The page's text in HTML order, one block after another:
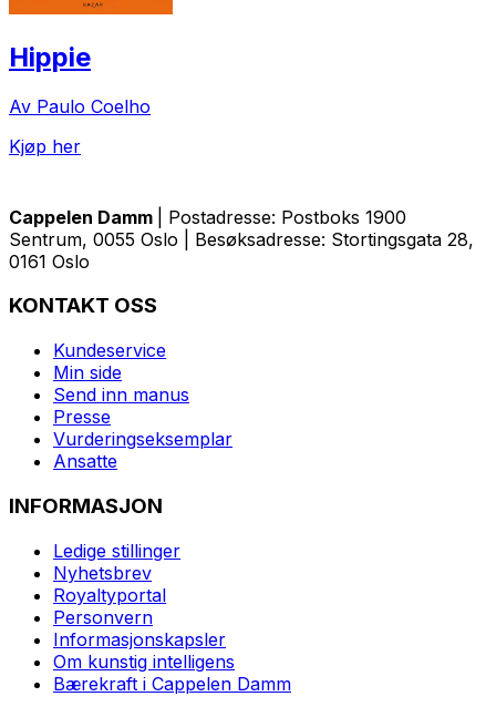
Hippie
Av Paulo Coelho
Kjøp her
Cappelen Damm
| Postadresse: Postboks 1900
Sentrum, 0055 Oslo | Besøksadresse: Stortingsgata 28,
0161 Oslo
KONTAKT OSS
Kundeservice
Min side
Send inn manus
Presse
Vurderingseksemplar
Ansatte
INFORMASJON
Ledige stillinger
Nyhetsbrev
Royaltyportal
Personvern
Informasjonskapsler
Om kunstig intelligens
Bærekraft i Cappelen Damm